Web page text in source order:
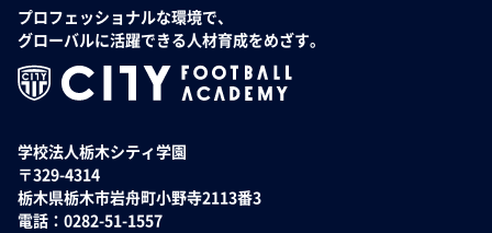
プロフェッショナルな環境で、
グローバルに活躍できる人材育成をめざす。
学校法人栃木シティ学園
〒329-4314
栃木県栃木市岩舟町小野寺2113番3
電話：0282-51-1557